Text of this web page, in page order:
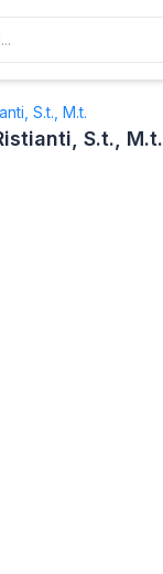
S.t., M.t.
S.t., M.t.